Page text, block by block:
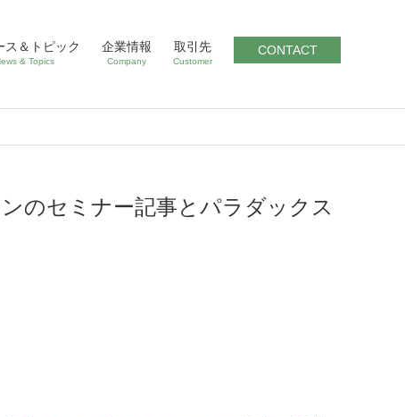
ス＆トピック
& Topics
企業情報
Company
取引先
Customer
CONTACT
のセミナー記事とパラダックス